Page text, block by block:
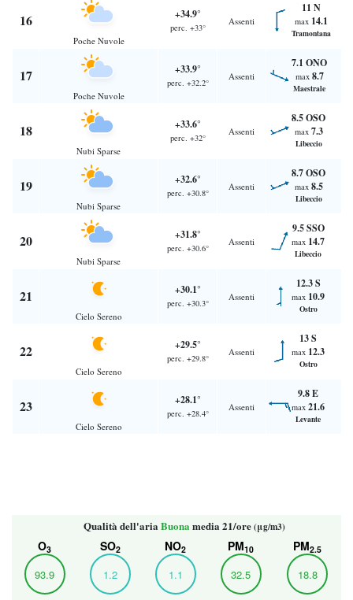
16
Poche Nuvole
+34.9°
perc. +33°
Assenti
11 N
max 14.1
Tramontana
17
Poche Nuvole
+33.9°
perc. +32.2°
Assenti
7.1 ONO
max 8.7
Maestrale
18
Nubi Sparse
+33.6°
perc. +32°
Assenti
8.5 OSO
max 7.3
Libeccio
19
Nubi Sparse
+32.6°
perc. +30.8°
Assenti
8.7 OSO
max 8.5
Libeccio
20
Nubi Sparse
+31.8°
perc. +30.6°
Assenti
9.5 SSO
max 14.7
Libeccio
21
Cielo Sereno
+30.1°
perc. +30.3°
Assenti
12.3 S
max 10.9
Ostro
22
Cielo Sereno
+29.5°
perc. +29.8°
Assenti
13 S
max 12.3
Ostro
23
Cielo Sereno
+28.1°
perc. +28.4°
Assenti
9.8 E
max 21.6
Levante
Qualità dell'aria Buona media 21/ore(μg/m3)
O3
93.9
SO2
1.2
NO2
1.1
PM10
32.5
PM2.5
18.8